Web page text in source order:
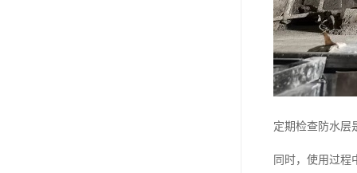
定期检查防水层
同时，使用过程